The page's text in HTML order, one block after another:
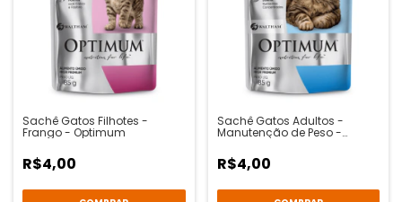
Sachê Gatos Filhotes -
Frango - Optimum
R$4,00
Sachê Gatos Adultos -
Manutenção de Peso -
R$4,00